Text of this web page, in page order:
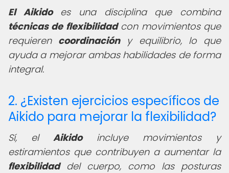
El Aikidoes una disciplina que combina
técnicas de flexibilidadcon movimientos que
requieren coordinacióny equilibrio, lo que
ayuda a mejorar ambas habilidades de forma
integral.
2. ¿Existen ejercicios específicos de
Aikido para mejorar la flexibilidad?
Sí, el Aikidoincluye movimientos y
estiramientos que contribuyen a aumentar la
flexibilidaddel cuerpo, como las posturas